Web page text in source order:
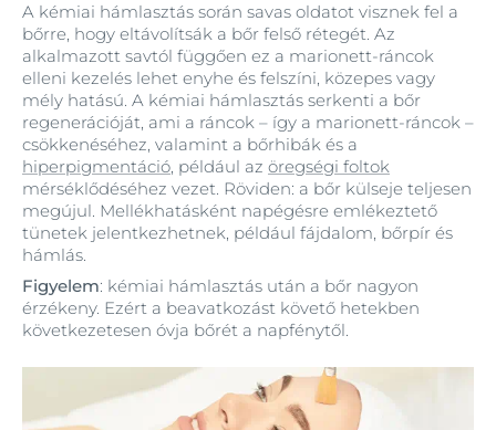
A kémiai hámlasztás során savas oldatot visznek fel a
bőrre, hogy eltávolítsák a bőr felső rétegét. Az
alkalmazott savtól függően ez a marionett‑ráncok
elleni kezelés lehet enyhe és felszíni, közepes vagy
mély hatású. A kémiai hámlasztás serkenti a bőr
regenerációját, ami a ráncok – így a marionett‑ráncok –
csökkenéséhez, valamint a bőrhibák és a
hiperpigmentáció, például az öregségi foltok
mérséklődéséhez vezet. Röviden: a bőr külseje teljesen
megújul. Mellékhatásként napégésre emlékeztető
tünetek jelentkezhetnek, például fájdalom, bőrpír és
hámlás.
Figyelem: kémiai hámlasztás után a bőr nagyon
érzékeny. Ezért a beavatkozást követő hetekben
következetesen óvja bőrét a napfénytől.